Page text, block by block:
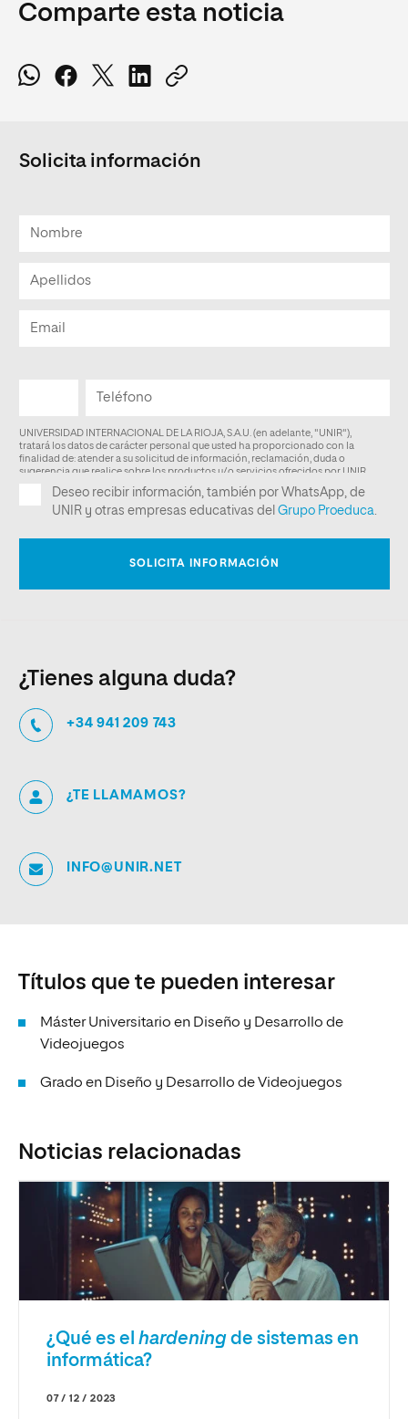
Comparte esta noticia
Solicita información
¿Tienes alguna duda?
+34 941 209 743
¿TE LLAMAMOS?
INFO@UNIR.NET
Títulos que te pueden interesar
Máster Universitario en Diseño y Desarrollo de
Videojuegos
Grado en Diseño y Desarrollo de Videojuegos
Noticias relacionadas
¿Qué es el hardeningde sistemas en
informática?
07 / 12 / 2023